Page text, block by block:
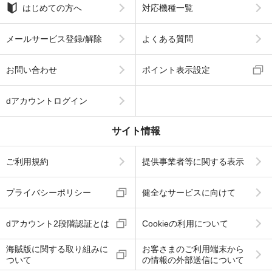
はじめての方へ 対応機種一覧
メールサービス登録/解除 よくある質問
お問い合わせ ポイント表示設定
dアカウントログイン
サイト情報
ご利用規約 提供事業者等に関する表示
プライバシーポリシー 健全なサービスに向けて
dアカウント2段階認証とは Cookieの利用について
海賊版に関する取り組みに
ついて
お客さまのご利用端末から
の情報の外部送信について